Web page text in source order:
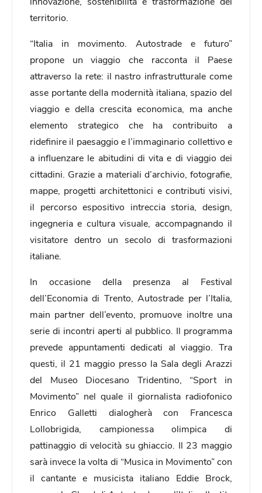
territorio.
“Italia in movimento. Autostrade e futuro”
propone un viaggio che racconta il Paese
attraverso la rete: il nastro infrastrutturale come
asse portante della modernità italiana, spazio del
viaggio e della crescita economica, ma anche
elemento strategico che ha contribuito a
ridefinire il paesaggio e l’immaginario collettivo e
a influenzare le abitudini di vita e di viaggio dei
cittadini. Grazie a materiali d’archivio, fotografie,
mappe, progetti architettonici e contributi visivi,
il percorso espositivo intreccia storia, design,
ingegneria e cultura visuale, accompagnando il
visitatore dentro un secolo di trasformazioni
italiane.
In occasione della presenza al Festival
dell’Economia di Trento, Autostrade per l’Italia,
main partner dell’evento, promuove inoltre una
serie di incontri aperti al pubblico. Il programma
prevede appuntamenti dedicati al viaggio. Tra
questi, il 21 maggio presso la Sala degli Arazzi
del Museo Diocesano Tridentino, “Sport in
Movimento” nel quale il giornalista radiofonico
Enrico Galletti dialogherà con Francesca
Lollobrigida, campionessa olimpica di
pattinaggio di velocità su ghiaccio. Il 23 maggio
sarà invece la volta di “Musica in Movimento” con
il cantante e musicista italiano Eddie Brock,